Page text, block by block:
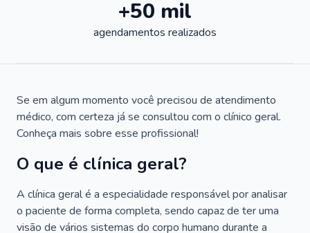
+50 mil
agendamentos realizados
Se em algum momento você precisou de atendimento
médico, com certeza já se consultou com o clínico geral.
Conheça mais sobre esse profissional!
O que é clínica geral?
A clínica geral é a especialidade responsável por analisar
o paciente de forma completa, sendo capaz de ter uma
visão de vários sistemas do corpo humano durante a